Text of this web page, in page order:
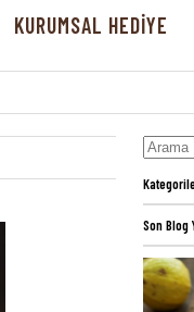
KURUMSAL HEDİYE
Son Blog